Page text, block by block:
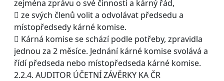
zejména zprávu o své činnosti a kárný řád,
 ze svých členů volit a odvolávat předsedu a
místopředsedy kárné komise.
 Kárná komise se schází podle potřeby, zpravidla
jednou za 2 měsíce. Jednání kárné komise svolává a
řídí předseda nebo místopředseda kárné komise.
2.2.4. AUDITOR ÚČETNÍ ZÁVĚRKY KA ČR